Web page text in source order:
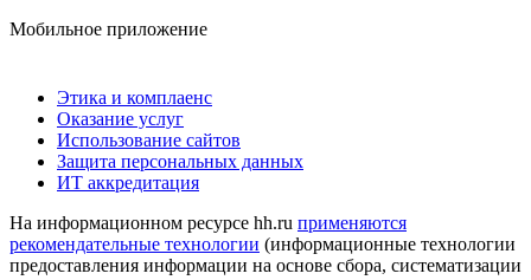
Мобильное приложение
Этика и комплаенс
Оказание услуг
Использование сайтов
Защита персональных данных
ИТ аккредитация
На информационном ресурсе hh.ru применяются
рекомендательные технологии (информационные технологии
предоставления информации на основе сбора, систематизации